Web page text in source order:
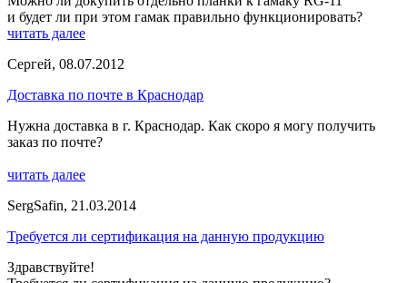
и будет ли при этом гамак правильно функционировать?
читать далее
Сергей, 08.07.2012
Доставка по почте в Краснодар
Нужна доставка в г. Краснодар. Как скоро я могу получить
заказ по почте?
читать далее
SergSafin, 21.03.2014
Требуется ли сертификация на данную продукцию
Здравствуйте!